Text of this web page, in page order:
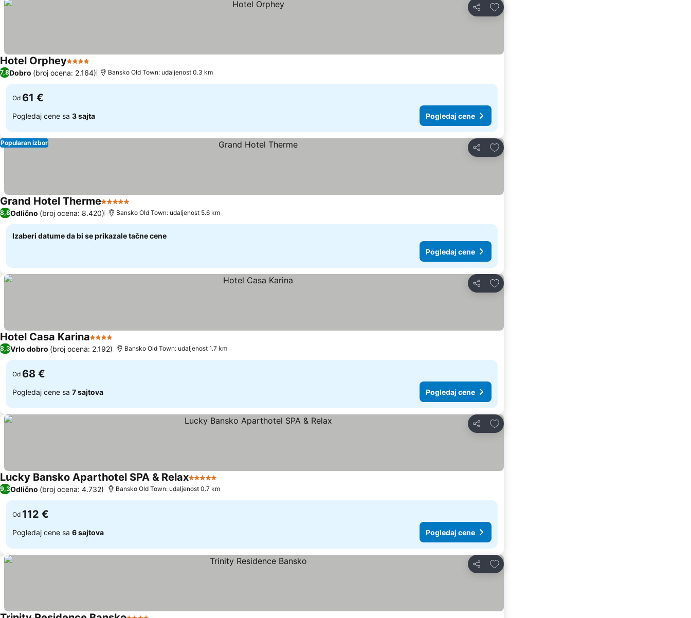
Deli
Dodati u favorite
Hotel Orphey4 Zvezdice
7,8Dobro (broj ocena: 2.164) Bansko Old Town: udaljenost 0.3 km
Od 61 €
Pogledaj cene sa 3 sajta Pogledaj cene
Deli
Dodati u favorite
Popularan izbor
Grand Hotel Therme5 Zvezdice
8,8Odlično (broj ocena: 8.420) Bansko Old Town: udaljenost 5.6 km
Izaberi datume da bi se prikazale tačne cene
Pogledaj cene
Deli
Dodati u favorite
Hotel Casa Karina4 Zvezdice
8,3Vrlo dobro (broj ocena: 2.192) Bansko Old Town: udaljenost 1.7 km
Od 68 €
Pogledaj cene sa 7 sajtova Pogledaj cene
Deli
Dodati u favorite
Lucky Bansko Aparthotel SPA & Relax5 Zvezdice
9,3Odlično (broj ocena: 4.732) Bansko Old Town: udaljenost 0.7 km
Od 112 €
Pogledaj cene sa 6 sajtova Pogledaj cene
Deli
Dodati u favorite